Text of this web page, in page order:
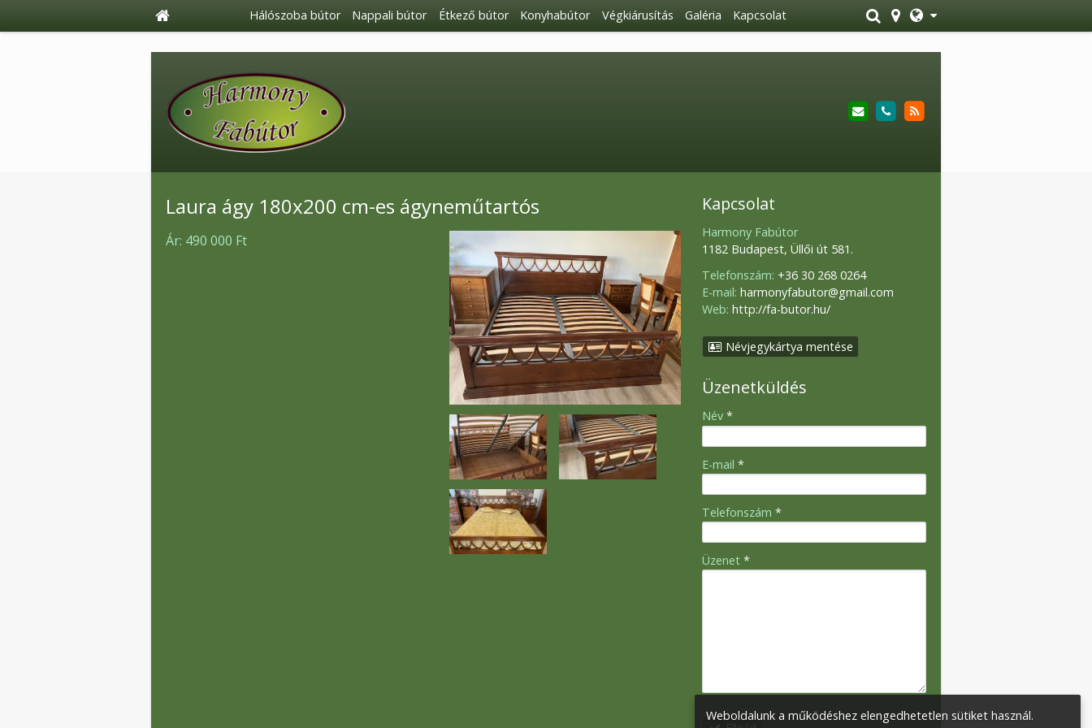
Hálószoba bútor Nappali bútor Étkező bútor Konyhabútor Végkiárusítás Galéria Kapcsolat
Laura ágy 180x200 cm-es ágyneműtartós
Ár: 490 000 Ft
Kapcsolat
Harmony Fabútor
1182 Budapest, Üllői út 581.
Telefonszám: +36 30 268 0264
E-mail: harmonyfabutor@gmail.com
Web: http://fa-butor.hu/
Névjegykártya mentése
Üzenetküldés
-
Név *
E-mail *
Telefonszám *
Üzenet *
Weboldalunk a működéshez elengedhetetlen sütiket használ.